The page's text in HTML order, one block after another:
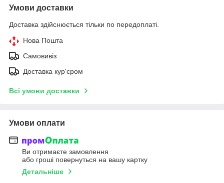
Умови доставки
Доставка здійснюється тільки по передоплаті.
Нова Пошта
Самовивіз
Доставка кур'єром
Всі умови доставки
Умови оплати
Ви отримаєте замовлення
або гроші повернуться на вашу картку
Детальніше